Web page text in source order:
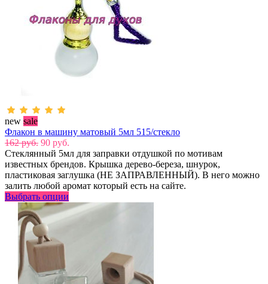
new sale
Флакон в машину матовый 5мл 515/стекло
162 руб. 90 руб.
Стеклянный 5мл для заправки отдушкой по мотивам
известных брендов. Крышка дерево-береза, шнурок,
пластиковая заглушка (НЕ ЗАПРАВЛЕННЫЙ). В него можно
залить любой аромат который есть на сайте.
Выбрать опции